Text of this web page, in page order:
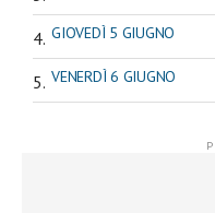
GIOVEDÌ 5 GIUGNO
VENERDÌ 6 GIUGNO